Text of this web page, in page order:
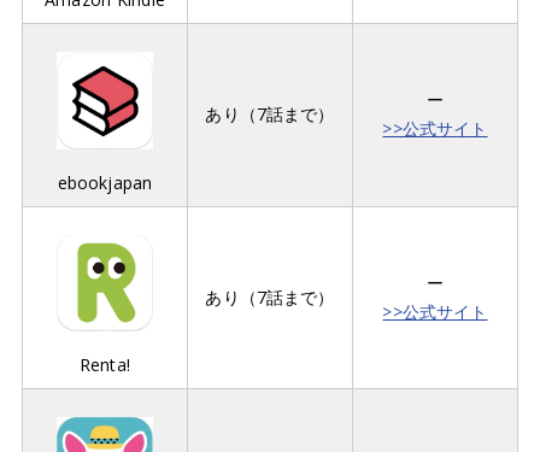
ebookjapan
あり（7話まで）
ー
>>公式サイト
Renta!
あり（7話まで）
ー
>>公式サイト